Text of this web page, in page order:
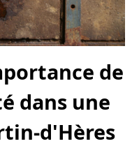
de
dans une
d'Hères